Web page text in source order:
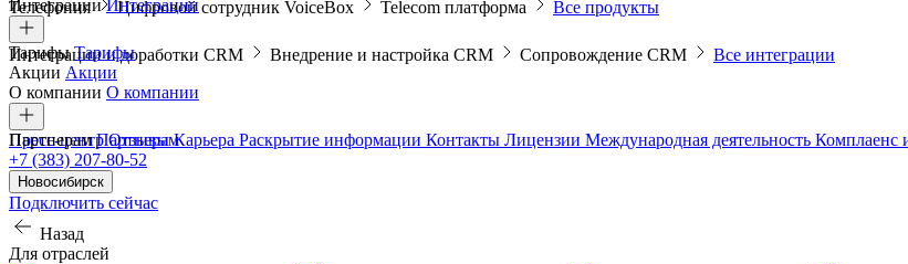
Телефония Цифровой сотрудник VoiceBox Telecom платформа Все продукты
ИнтеграцииИнтеграции
Интеграции и доработки CRM Внедрение и настройка CRM Сопровождение CRM Все интеграции
ТарифыТарифы
Акции Акции
О компании О компании
Пресс-центрОтзывыКарьера Раскрытие информации Контакты Лицензии Международная деятельность Комплаенс
ПартнерамПартнерам
+7 (383) 207-80-52
Новосибирск
Подключить сейчас
Назад
Для отраслей